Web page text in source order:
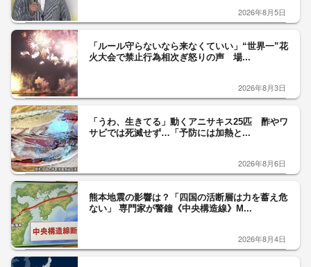
2026年8月5日
「ルール守らないなら来なくていい」“世界一”花
火大会で禁止行為相次ぎ怒りの声 場...
2026年8月3日
「うわ、生きてる」動くアニサキス25匹 酢やワ
サビでは死滅せず…「予防には加熱と...
2026年8月6日
熊本地震の影響は？「四国の活断層は力を蓄え危
ない」 専門家が警鐘《中央構造線》M...
2026年8月4日